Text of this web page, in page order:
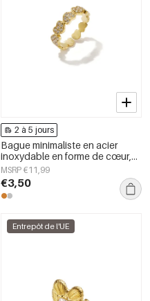
2 à 5 jours
Bague minimaliste en acier
inoxydable en forme de cœur,
collection Daily Simple, bijoux
pour femmes
MSRP €11,99
€3,50
Entrepôt de l'UE